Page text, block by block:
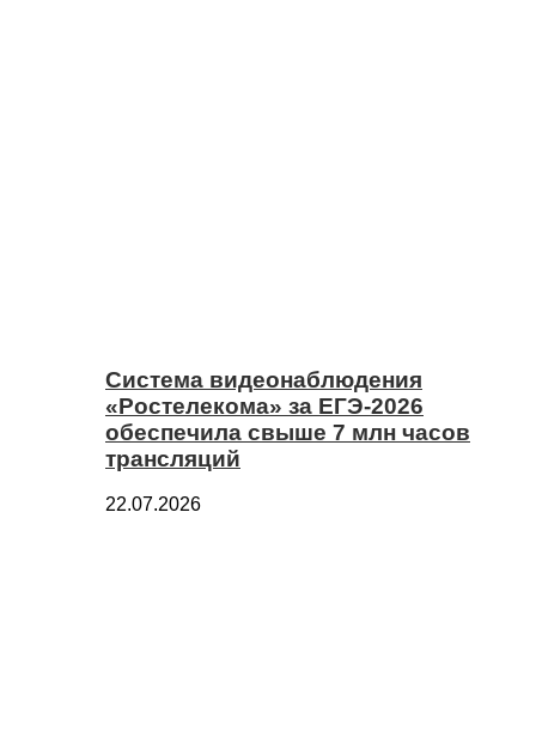
Система видеонаблюдения
«Ростелекома» за ЕГЭ-2026
обеспечила свыше 7 млн часов
трансляций
22.07.2026